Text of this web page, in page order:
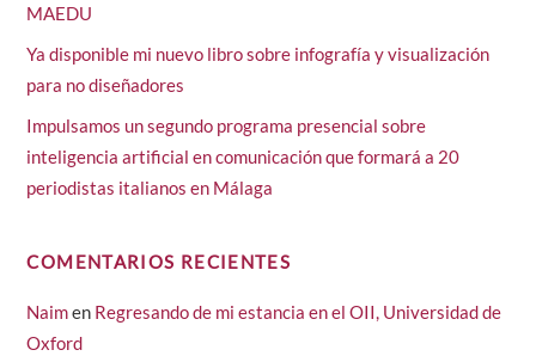
MAEDU
Ya disponible mi nuevo libro sobre infografía y visualización
para no diseñadores
Impulsamos un segundo programa presencial sobre
inteligencia artificial en comunicación que formará a 20
periodistas italianos en Málaga
COMENTARIOS RECIENTES
Naimen Regresando de mi estancia en el OII, Universidad de
Oxford